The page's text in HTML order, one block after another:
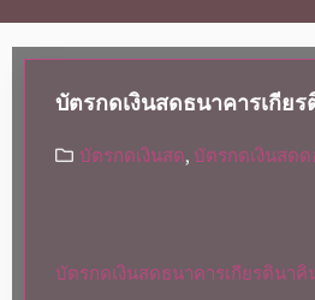
บัตรกดเงินสดธนาคารเกีย
บัตรกดเงินสด, บัตรกดเงินสดด
บัตรกดเงินสดธนาคารเกียรตินา